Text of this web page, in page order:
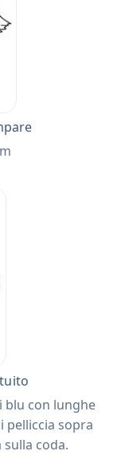
blu con lunghe
pelliccia sopra
coda.